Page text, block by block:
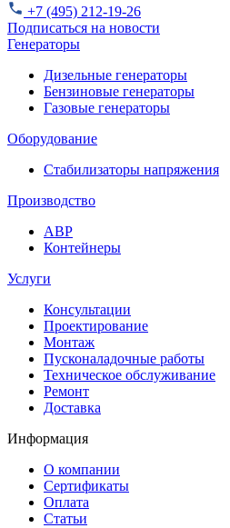
+7 (495) 212-19-26
Подписаться на новости
Генераторы
Дизельные генераторы
Бензиновые генераторы
Газовые генераторы
Оборудование
Стабилизаторы напряжения
Производство
АВР
Контейнеры
Услуги
Консультации
Проектирование
Монтаж
Пусконаладочные работы
Техническое обслуживание
Ремонт
Доставка
Информация
О компании
Сертификаты
Оплата
Статьи